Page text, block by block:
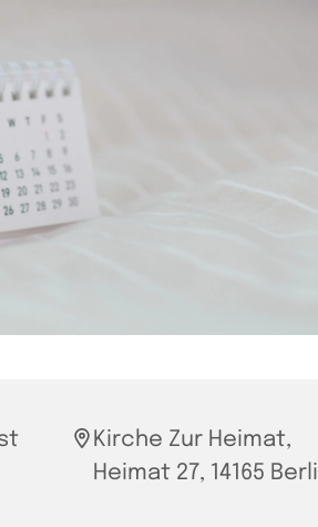
Kirche Zur Heimat,
Heimat 27, 14165